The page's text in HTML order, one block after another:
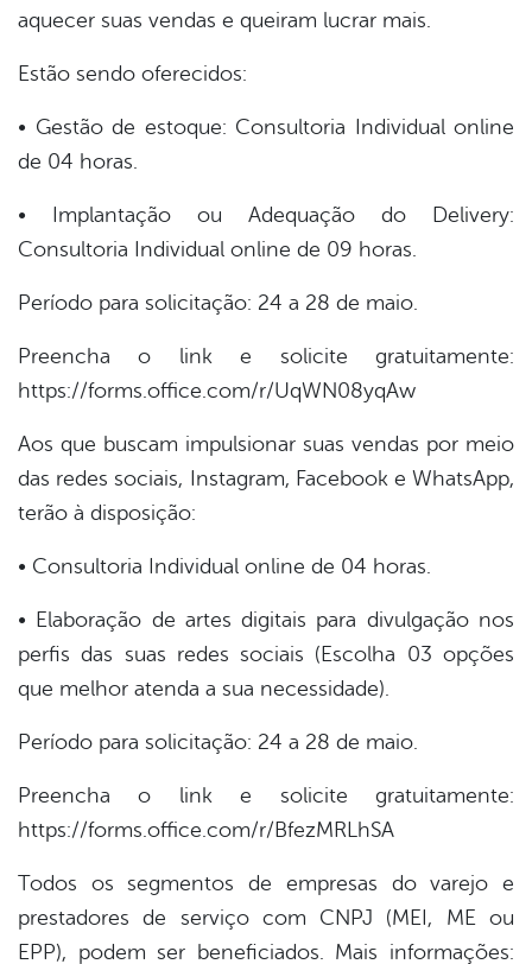
aquecer suas vendas e queiram lucrar mais.
Estão sendo oferecidos:
• Gestão de estoque: Consultoria Individual online
de 04 horas.
• Implantação ou Adequação do Delivery:
Consultoria Individual online de 09 horas.
Período para solicitação: 24 a 28 de maio.
Preencha o link e solicite gratuitamente:
https://forms.office.com/r/UqWN08yqAw
Aos que buscam impulsionar suas vendas por meio
das redes sociais, Instagram, Facebook e WhatsApp,
terão à disposição:
• Consultoria Individual online de 04 horas.
• Elaboração de artes digitais para divulgação nos
perfis das suas redes sociais (Escolha 03 opções
que melhor atenda a sua necessidade).
Período para solicitação: 24 a 28 de maio.
Preencha o link e solicite gratuitamente:
https://forms.office.com/r/BfezMRLhSA
Todos os segmentos de empresas do varejo e
prestadores de serviço com CNPJ (MEI, ME ou
EPP), podem ser beneficiados. Mais informações: